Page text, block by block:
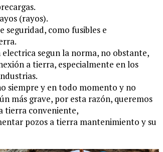
(rayos).
como fusibles e
segun la norma, no obstante,
a tierra, especialmente en los
siempre y en todo momento y no
más grave, por esta razón, queremos
tierra conveniente,
pozos a tierra mantenimiento y su